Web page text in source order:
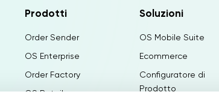
Prodotti
Order Sender
OS Enterprise
Order Factory
OS Retail
Soluzioni
OS Mobile Suite
Ecommerce
Configuratore di
Prodotto